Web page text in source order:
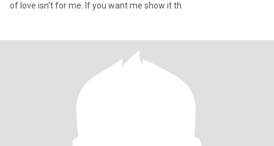
of love isn't for me. If you want me show it th